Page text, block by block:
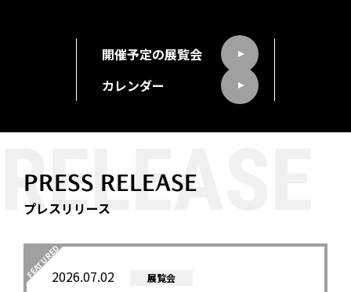
開催予定の展覧会
カレンダー
PRESS RELEASE
プレスリリース
2026.07.02 展覧会